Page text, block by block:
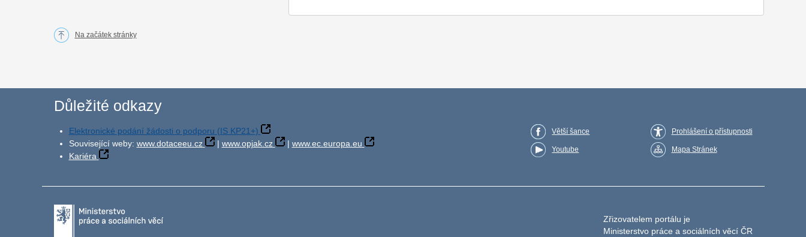
Na začátek stránky
Důležité odkazy
Elektronické podání žádosti o podporu (IS KP21+)
Související weby: www.dotaceeu.cz | www.opjak.cz | www.ec.europa.eu
Kariéra
Větší šance
Youtube
Prohlášení o přístupnosti
Mapa Stránek
Zřizovatelem portálu je
Ministerstvo práce a sociálních věcí ČR